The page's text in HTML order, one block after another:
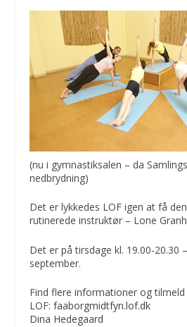
(nu i gymnastiksalen – da
nedbrydning)
Det er lykkedes LOF igen at få
rutinerede instruktør – Lone
Det er på tirsdage kl. 19.00-20.30
september.
Find flere informationer og tilmeld
LOF:faaborgmidtfyn.lof.dk
Dina Hedegaard